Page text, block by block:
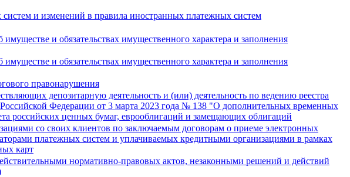
и изменений в правила иностранных платежных систем
и обязательствах имущественного характера и заполнения
и обязательствах имущественного характера и заполнения
правонарушения
депозитарную деятельность и (или) деятельность по ведению реестра
Федерации от 3 марта 2023 года № 138 "О дополнительных временных
российских ценных бумаг, еврооблигаций и замещающих облигаций
со своих клиентов по заключаемым договорам о приеме электронных
платежных систем и уплачиваемых кредитными организациями в рамках
карт
нормативно-правовых актов, незаконными решений и действий